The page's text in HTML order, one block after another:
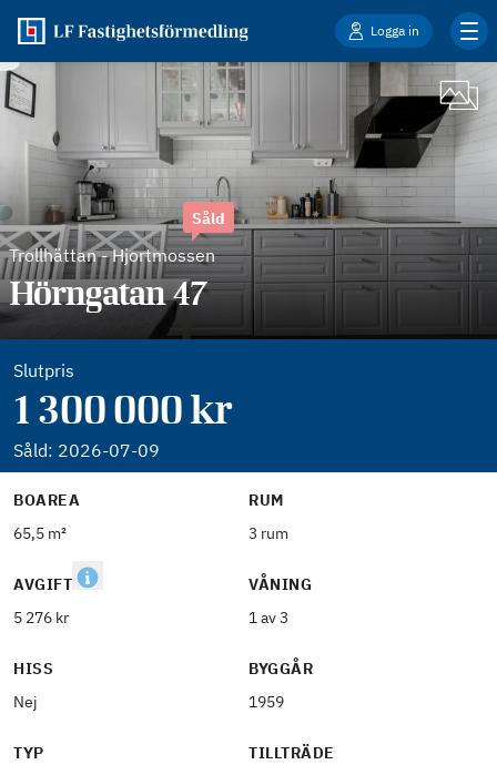
Logga in
Trollhättan-Hjortmossen
Såld
Hörngatan 47
Slutpris
1 300 000 kr
Såld: 2026-07-09
BOAREA
65,5 m²
RUM
3 rum
AVGIFT
5 276 kr
VÅNING
1 av 3
HISS
Nej
BYGGÅR
1959
TYP
TILLTRÄDE